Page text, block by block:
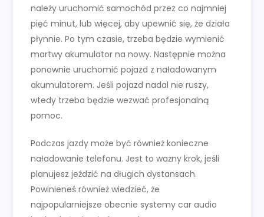
należy uruchomić samochód przez co najmniej
pięć minut, lub więcej, aby upewnić się, że działa
płynnie. Po tym czasie, trzeba będzie wymienić
martwy akumulator na nowy. Następnie można
ponownie uruchomić pojazd z naładowanym
akumulatorem. Jeśli pojazd nadal nie ruszy,
wtedy trzeba będzie wezwać profesjonalną
pomoc.
Podczas jazdy może być również konieczne
naładowanie telefonu. Jest to ważny krok, jeśli
planujesz jeździć na długich dystansach.
Powinieneś również wiedzieć, że
najpopularniejsze obecnie systemy car audio